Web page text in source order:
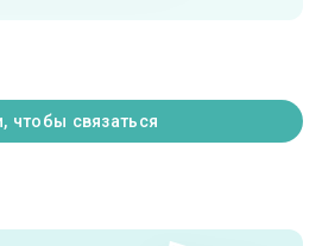
чтобы связаться